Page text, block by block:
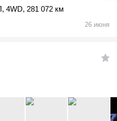
, 4WD, 281 072 км
26 июня